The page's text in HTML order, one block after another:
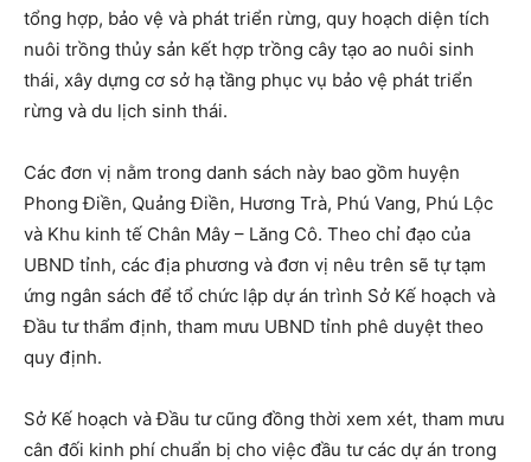
tổng hợp, bảo vệ và phát triển rừng, quy hoạch diện tích
nuôi trồng thủy sản kết hợp trồng cây tạo ao nuôi sinh
thái, xây dựng cơ sở hạ tầng phục vụ bảo vệ phát triển
rừng và du lịch sinh thái.
Các đơn vị nằm trong danh sách này bao gồm huyện
Phong Điền, Quảng Điền, Hương Trà, Phú Vang, Phú Lộc
và Khu kinh tế Chân Mây – Lăng Cô. Theo chỉ đạo của
UBND tỉnh, các địa phương và đơn vị nêu trên sẽ tự tạm
ứng ngân sách để tổ chức lập dự án trình Sở Kế hoạch và
Đầu tư thẩm định, tham mưu UBND tỉnh phê duyệt theo
quy định.
Sở Kế hoạch và Đầu tư cũng đồng thời xem xét, tham mưu
cân đối kinh phí chuẩn bị cho việc đầu tư các dự án trong